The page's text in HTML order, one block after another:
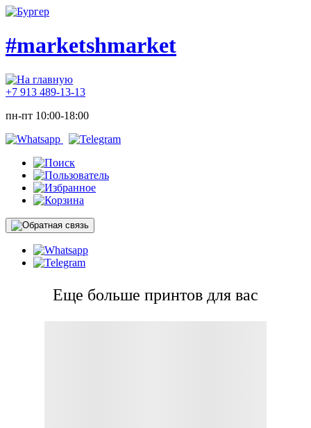
#marketshmarket
+7 913 489-13-13
пн-пт 10:00-18:00
Еще больше принтов для вас